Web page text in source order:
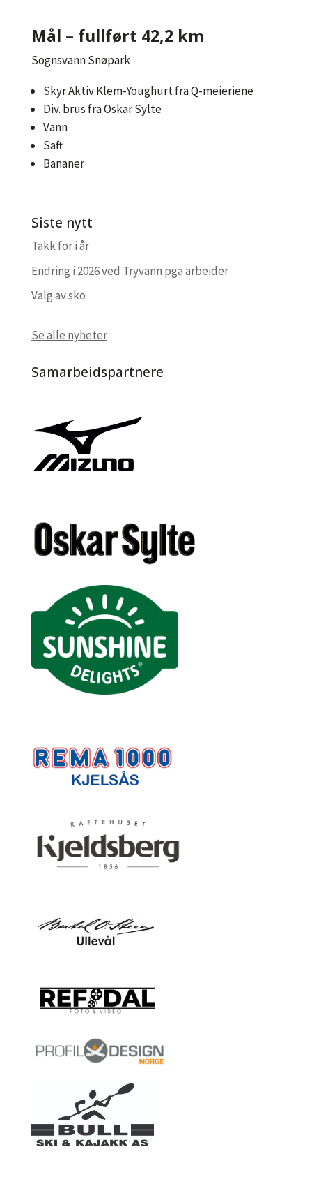
Mål – fullført 42,2 km
Sognsvann Snøpark
Skyr Aktiv Klem-Youghurt fra Q-meieriene
Div. brus fra Oskar Sylte
Vann
Saft
Bananer
Siste nytt
Takk for i år
Endring i 2026 ved Tryvann pga arbeider
Valg av sko
Se alle nyheter
Samarbeidspartnere